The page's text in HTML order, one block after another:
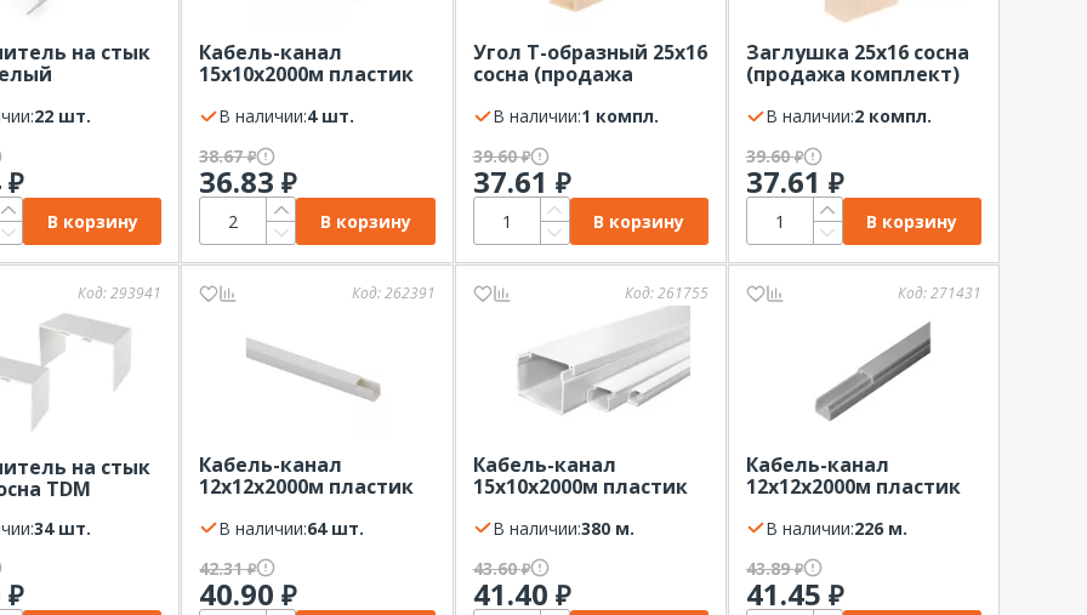
на стык
22 шт.
₽
В корзину
Кабель-канал
15х10х2000м пластик
В наличии:
4 шт.
38.67₽
36.83₽
В корзину
Угол Т-образный 25х16
сосна (продажа
уп.)В наличии:
1 компл.
39.60₽
37.61 ₽
В корзину
Заглушка 25х16 сосна
(продажа комплект)
В наличии:
2 компл.
39.60₽
37.61 ₽
В корзину
Код:293941
на стык
TDM
34 шт.
₽
Код:262391
Кабель-канал
12х12х2000м пластик
12-12
В наличии:
64 шт.
42.31₽
40.90₽
Код:261755
Кабель-канал
15х10х2000м пластик
В наличии:
380 м.
43.60₽
41.40 ₽
Код:271431
Кабель-канал
12х12х2000м пластик
В наличии:
226 м.
43.89₽
41.45 ₽